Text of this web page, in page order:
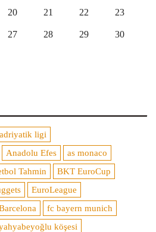
20 21 22 23
27 28 29 30
adriyatik ligi
Anadolu Efes
as monaco
Tahmin
BKT EuroCup
EuroLeague
fc bayern munich
köşesi